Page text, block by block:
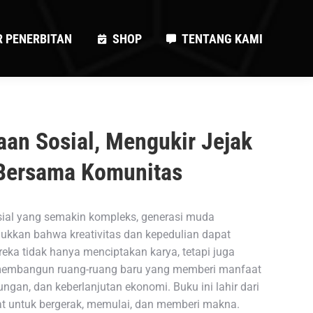
PENERBITAN SHOP TENTANG KAMI
Sosial, Mengukir Jejak
Komunitas
yang semakin kompleks, generasi muda
bahwa kreativitas dan kepedulian dapat
tidak hanya menciptakan karya, tetapi juga
ruang-ruang baru yang memberi manfaat
dan keberlanjutan ekonomi. Buku ini lahir dari
untuk bergerak, memulai, dan memberi makna.